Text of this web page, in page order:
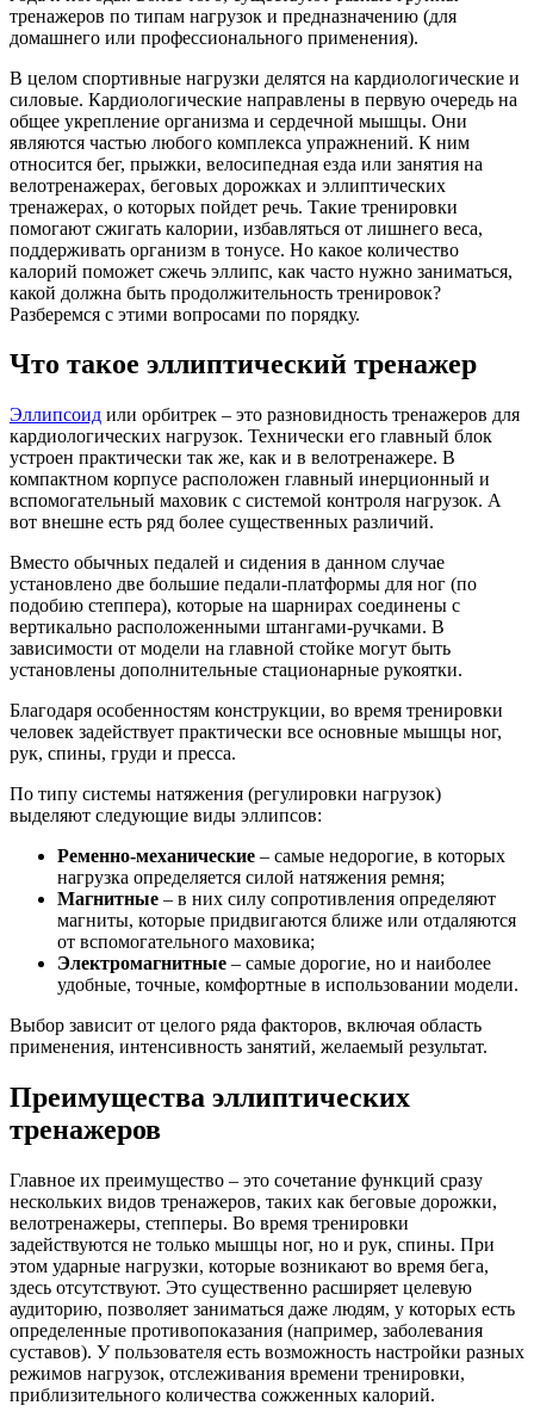
тренажеров по типам нагрузок и предназначению (для
домашнего или профессионального применения).
В целом спортивные нагрузки делятся на кардиологические и
силовые. Кардиологические направлены в первую очередь на
общее укрепление организма и сердечной мышцы. Они
являются частью любого комплекса упражнений. К ним
относится бег, прыжки, велосипедная езда или занятия на
велотренажерах, беговых дорожках и эллиптических
тренажерах, о которых пойдет речь. Такие тренировки
помогают сжигать калории, избавляться от лишнего веса,
поддерживать организм в тонусе. Но какое количество
калорий поможет сжечь эллипс, как часто нужно заниматься,
какой должна быть продолжительность тренировок?
Разберемся с этими вопросами по порядку.
Что такое эллиптический тренажер
Эллипсоид или орбитрек – это разновидность тренажеров для
кардиологических нагрузок. Технически его главный блок
устроен практически так же, как и в велотренажере. В
компактном корпусе расположен главный инерционный и
вспомогательный маховик с системой контроля нагрузок. А
вот внешне есть ряд более существенных различий.
Вместо обычных педалей и сидения в данном случае
установлено две большие педали-платформы для ног (по
подобию степпера), которые на шарнирах соединены с
вертикально расположенными штангами-ручками. В
зависимости от модели на главной стойке могут быть
установлены дополнительные стационарные рукоятки.
Благодаря особенностям конструкции, во время тренировки
человек задействует практически все основные мышцы ног,
рук, спины, груди и пресса.
По типу системы натяжения (регулировки нагрузок)
выделяют следующие виды эллипсов:
Ременно-механические – самые недорогие, в которых
нагрузка определяется силой натяжения ремня;
Магнитные – в них силу сопротивления определяют
магниты, которые придвигаются ближе или отдаляются
от вспомогательного маховика;
Электромагнитные – самые дорогие, но и наиболее
удобные, точные, комфортные в использовании модели.
Выбор зависит от целого ряда факторов, включая область
применения, интенсивность занятий, желаемый результат.
Преимущества эллиптических
тренажеров
Главное их преимущество – это сочетание функций сразу
нескольких видов тренажеров, таких как беговые дорожки,
велотренажеры, степперы. Во время тренировки
задействуются не только мышцы ног, но и рук, спины. При
этом ударные нагрузки, которые возникают во время бега,
здесь отсутствуют. Это существенно расширяет целевую
аудиторию, позволяет заниматься даже людям, у которых есть
определенные противопоказания (например, заболевания
суставов). У пользователя есть возможность настройки разных
режимов нагрузок, отслеживания времени тренировки,
приблизительного количества сожженных калорий.